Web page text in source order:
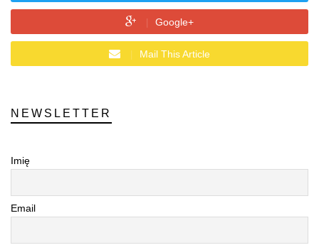
Google+
Mail This Article
NEWSLETTER
Imię
Email